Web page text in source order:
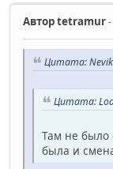
Авторtetramur
Цитата:
Цитата:
Там не было
была и